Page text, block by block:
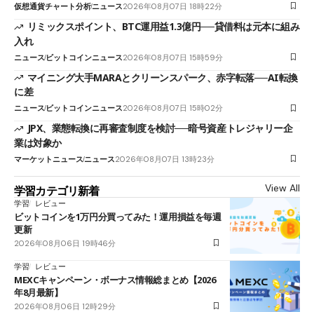
仮想通貨チャート分析ニュース2026年08月07日 18時22分
リミックスポイント、BTC運用益1.3億円──貸借料は元本に組み
入れ
ニュースビットコインニュース2026年08月07日 15時59分
マイニング大手MARAとクリーンスパーク、赤字転落──AI転換
に差
ニュースビットコインニュース2026年08月07日 15時02分
JPX、業態転換に再審査制度を検討──暗号資産トレジャリー企
業は対象か
マーケットニュースニュース2026年08月07日 13時23分
学習カテゴリ新着 View All
学習 レビュー
ビットコインを1万円分買ってみた！運用損益を毎週
更新
2026年08月06日 19時46分
学習 レビュー
MEXCキャンペーン・ボーナス情報総まとめ【2026
年8月最新】
2026年08月06日 12時29分